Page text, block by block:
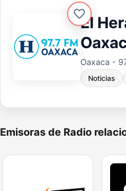
El
Oaxaca -
Noticias
Emisoras de Radio